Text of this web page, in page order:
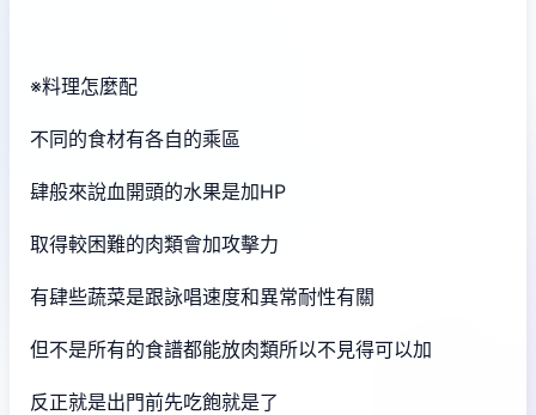
※料理怎麼配
不同的食材有各自的乘區
肆般來說血開頭的水果是加HP
取得較困難的肉類會加攻擊力
有肆些蔬菜是跟詠唱速度和異常耐性有關
但不是所有的食譜都能放肉類所以不見得可以加
反正就是出門前先吃飽就是了